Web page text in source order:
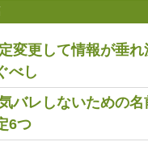
変更して情報が垂れ
べし
バレしないための名
6つ